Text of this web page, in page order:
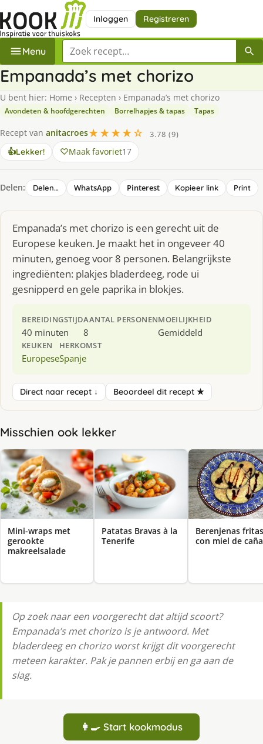
Inloggen Registreren
Menu Zoek een recept
Empanada’s met chorizo
U bent hier: Home › Recepten › Empanada’s met chorizo
Avondeten & hoofdgerechten Borrelhapjes & tapas Tapas
Recept van anitacroes★★★★☆
3.78 (9)
👍Lekker! Maak favoriet17
Delen: Delen… WhatsApp Pinterest Kopieer link Print
Empanada’s met chorizo is een gerecht uit de
Europese keuken. Je maakt het in ongeveer 40
minuten, genoeg voor 8 personen. Belangrijkste
ingrediënten: plakjes bladerdeeg, rode ui
gesnipperd en gele paprika in blokjes.
BEREIDINGSTIJD
40 minuten
AANTAL PERSONEN
8
MOEILIJKHEID
Gemiddeld
KEUKEN
Europese
HERKOMST
Spanje
Direct naar recept ↓ Beoordeel dit recept ★
Misschien ook lekker
Mini-wraps met
gerookte
makreelsalade
Patatas Bravas à la
Tenerife
Berenjenas fritas
con miel de caña
Op zoek naar een voorgerecht dat altijd scoort?
Empanada’s met chorizo is je antwoord. Met
bladerdeeg en chorizo worst krijgt dit voorgerecht
meteen karakter. Pak je pannen erbij en ga aan de
slag.
👩‍🍳 Start kookmodus